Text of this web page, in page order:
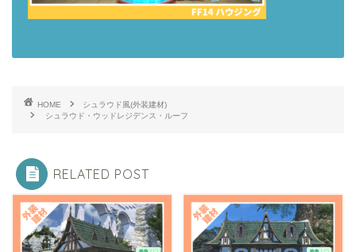
HOME
シュラウド風(外装建材)
シュラウド・ウッドレジデンス・ルーフ
RELATED POST